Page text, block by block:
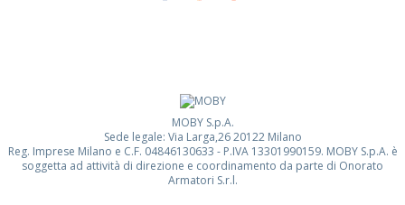
MOBY S.p.A.
Sede legale: Via Larga,26 20122 Milano
Reg. Imprese Milano e C.F. 04846130633 - P.IVA 13301990159. MOBY S.p.A. è
soggetta ad attività di direzione e coordinamento da parte di Onorato
Armatori S.r.l.